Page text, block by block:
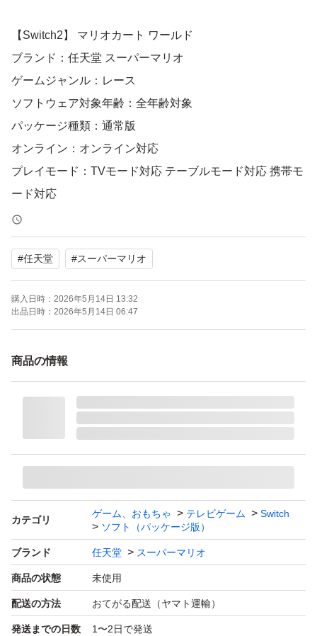
【Switch2】 マリオカート ワールド
ブランド：任天堂 スーパーマリオ
ゲームジャンル：レース
ソフトウェア対象年齢：全年齢対象
パッケージ種類：通常版
オンライン：オンライン対応
プレイモード：TVモード対応 テーブルモード対応 携帯モ
ード対応
携帯モードプレイ人数：1.0 人
新品未開封です！
#任天堂 #スーパーマリオ
購入日時： 2026年5月14日 13:32
出品日時： 2026年5月14日 06:47
商品の情報
カテゴリ
ゲーム、おもちゃ テレビゲーム
Switch
ソフト（パッケージ版）
ブランド 任天堂 スーパーマリオ
商品の状態 未使用
配送の方法 おてがる配送（ヤマト運輸）
発送までの日数 1〜2日で発送